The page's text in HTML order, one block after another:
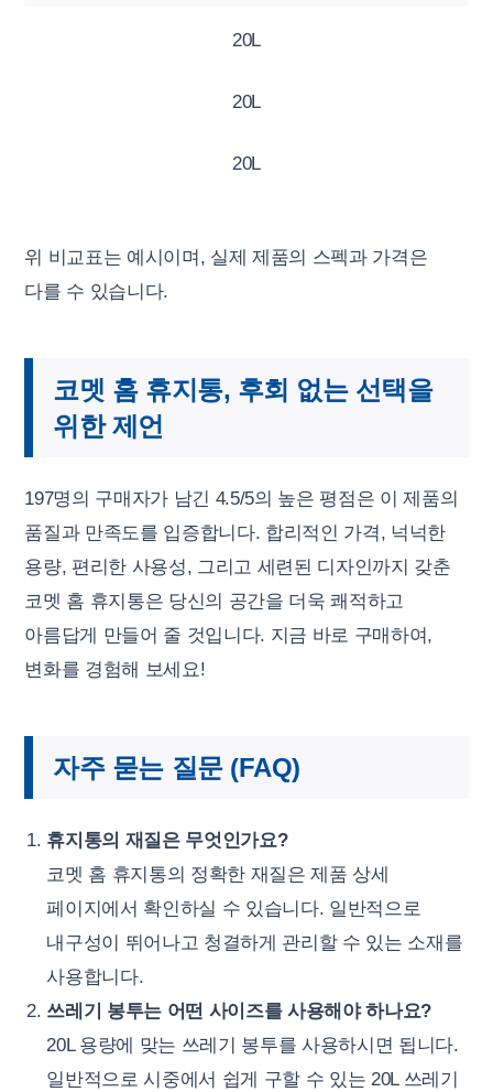
20L
20L
20L
위 비교표는 예시이며, 실제 제품의 스펙과 가격은
다를 수 있습니다.
코멧 홈 휴지통, 후회 없는 선택을
위한 제언
197명의 구매자가 남긴 4.5/5의 높은 평점은 이 제품의
품질과 만족도를 입증합니다. 합리적인 가격, 넉넉한
용량, 편리한 사용성, 그리고 세련된 디자인까지 갖춘
코멧 홈 휴지통은 당신의 공간을 더욱 쾌적하고
아름답게 만들어 줄 것입니다. 지금 바로 구매하여,
변화를 경험해 보세요!
자주 묻는 질문 (FAQ)
휴지통의 재질은 무엇인가요?
코멧 홈 휴지통의 정확한 재질은 제품 상세
페이지에서 확인하실 수 있습니다. 일반적으로
내구성이 뛰어나고 청결하게 관리할 수 있는 소재를
사용합니다.
쓰레기 봉투는 어떤 사이즈를 사용해야 하나요?
20L 용량에 맞는 쓰레기 봉투를 사용하시면 됩니다.
일반적으로 시중에서 쉽게 구할 수 있는 20L 쓰레기